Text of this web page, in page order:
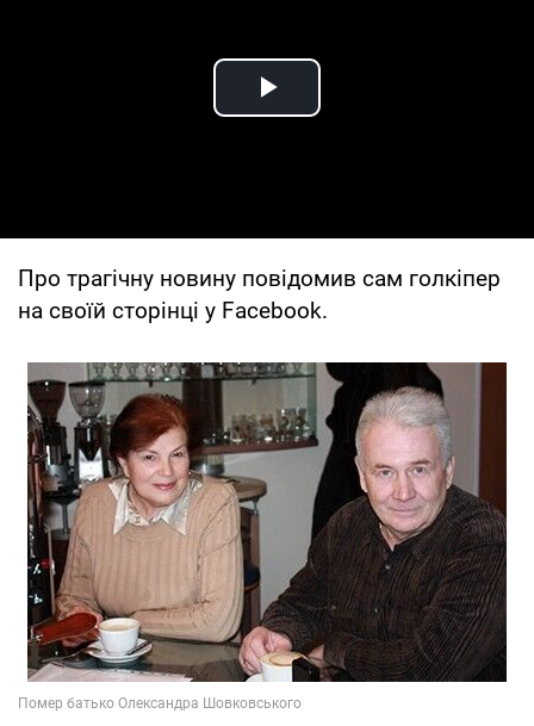
Play Video
Про трагічну новину повідомив сам голкіпер
на своїй сторінці у Facebook.